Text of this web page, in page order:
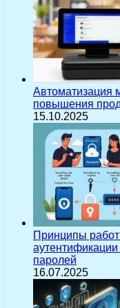
Автоматизация
повышения
15.10.2025
Принципы
паролей
16.07.2025